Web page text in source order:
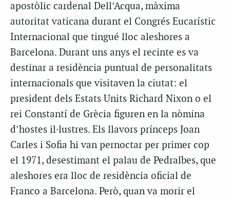
apostòlic cardenal Dell’Acqua, màxima
autoritat vaticana durant el Congrés Eucarístic
Internacional que tingué lloc aleshores a
Barcelona. Durant uns anys el recinte es va
destinar a residència puntual de personalitats
internacionals que visitaven la ciutat: el
president dels Estats Units Richard Nixon o el
rei Constantí de Grècia figuren en la nòmina
d’hostes il·lustres. Els llavors prínceps Joan
Carles i Sofia hi van pernoctar per primer cop
el 1971, desestimant el palau de Pedralbes, que
aleshores era lloc de residència oficial de
Franco a Barcelona. Però, quan va morir el